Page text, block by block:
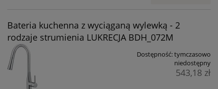
Bateria kuchenna z wyciąganą wylewką - 2
rodzaje strumienia LUKRECJA BDH_072M
Dostępność:tymczasowo
niedostępny
543,18 zł